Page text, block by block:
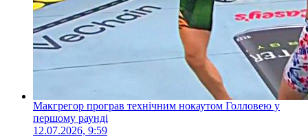
Макгрегор програв технічним нокаутом Голловею у
першому раунді
12.07.2026, 9:59